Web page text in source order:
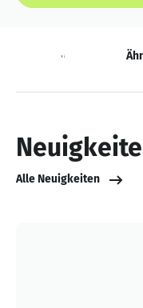
Neuigkeiten
Alle Neuigkeiten